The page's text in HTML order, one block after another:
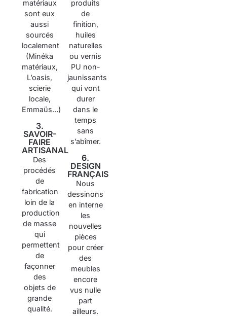
matériaux
sont eux
aussi
sourcés
localement
(Minéka
matériaux,
L’oasis,
scierie
locale,
Emmaüs…)
3.
SAVOIR-
FAIRE
ARTISANAL
Des
procédés
de
fabrication
loin de la
production
de masse
qui
permettent
de
façonner
des
objets de
grande
qualité.
produits
de
finition,
huiles
naturelles
ou vernis
PU non-
jaunissants
qui vont
durer
dans le
temps
sans
s’abîmer.
6.
DESIGN
FRANÇAIS
Nous
dessinons
en interne
les
nouvelles
pièces
pour créer
des
meubles
encore
vus nulle
part
ailleurs.